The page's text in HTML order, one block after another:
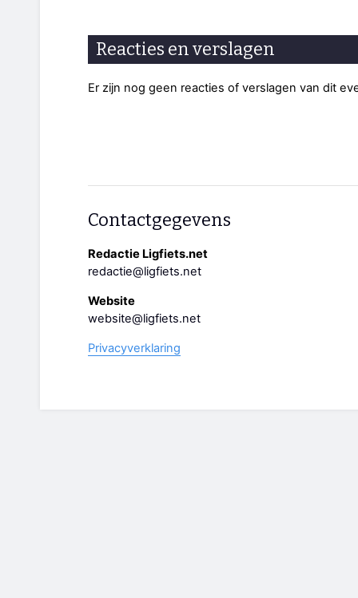
Reacties en verslagen
Er zijn nog geen reacties of verslagen van dit
Contactgegevens
Redactie Ligfiets.net
redactie@ligfiets.net
Website
website@ligfiets.net
Privacyverklaring